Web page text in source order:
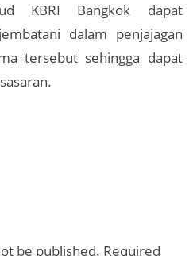
KBRI Bangkok dapat
dalam penjajagan
tersebut sehingga dapat
be published. Required